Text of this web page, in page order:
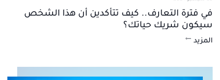
في فترة التعارف.. كيف تتأكدين أن هذا الشخص
سيكون شريك حياتك؟
المزيد